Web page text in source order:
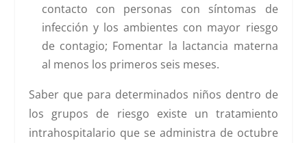
contacto con personas con síntomas de
infección y los ambientes con mayor riesgo
de contagio; Fomentar la lactancia materna
al menos los primeros seis meses.
Saber que para determinados niños dentro de
los grupos de riesgo existe un tratamiento
intrahospitalario que se administra de octubre